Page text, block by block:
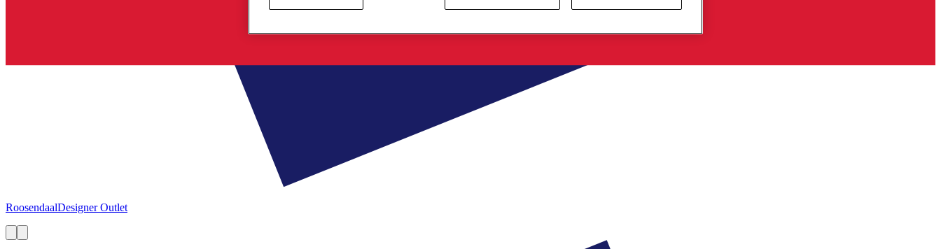
RoosendaalDesigner Outlet